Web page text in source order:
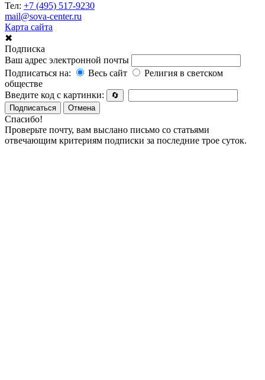
Тел: +7 (495) 517-9230
mail@sova-center.ru
Карта сайта
✖
Подписка
Ваш адрес электронной почты
Подписаться на:
Весь сайт
Религия в светском
обществе
Введите код с картинки:
🔄
Подписаться
Отмена
Спасибо!
Проверьте почту, вам выслано письмо со статьями
отвечающим критериям подписки за последние трое суток.